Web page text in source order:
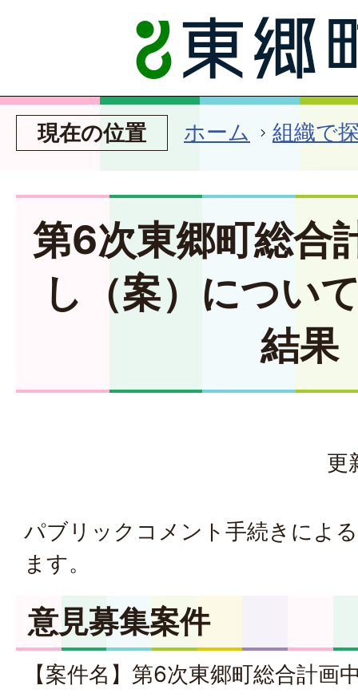
現在の位置 ホーム 組織で
第6次東郷町総合
し（案）につい
結果
更
パブリックコメント手続きによ
ます。
意見募集案件
【案件名】第6次東郷町総合計画